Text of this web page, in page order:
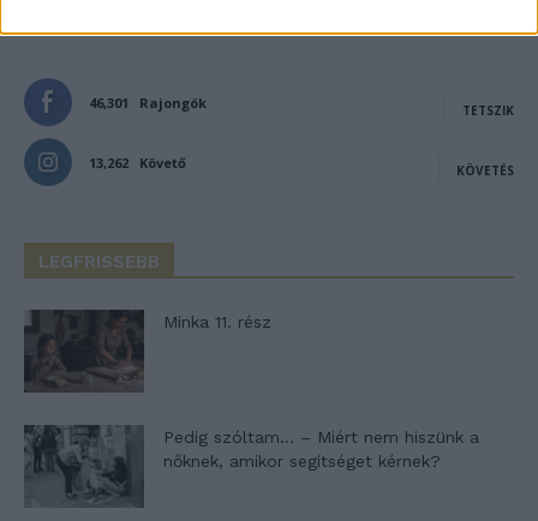
46,301 Rajongók TETSZIK
13,262 Követő KÖVETÉS
LEGFRISSEBB
Minka 11. rész
Pedig szóltam… – Miért nem hiszünk a
nőknek, amikor segítséget kérnek?